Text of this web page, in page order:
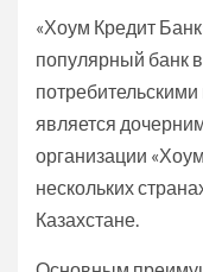
«Хоум Кредит
популярный банк
является
организации
нескольких
Казахстане.